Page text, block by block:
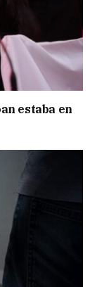
estaba en